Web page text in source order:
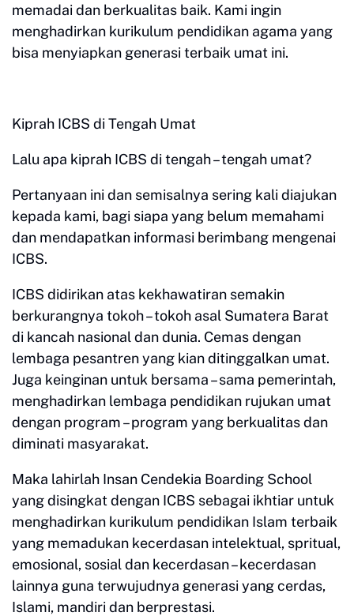
memadai dan berkualitas baik. Kami ingin
menghadirkan kurikulum pendidikan agama yang
bisa menyiapkan generasi terbaik umat ini.
Kiprah ICBS di Tengah Umat
Lalu apa kiprah ICBS di tengah – tengah umat?
Pertanyaan ini dan semisalnya sering kali diajukan
kepada kami, bagi siapa yang belum memahami
dan mendapatkan informasi berimbang mengenai
ICBS.
ICBS didirikan atas kekhawatiran semakin
berkurangnya tokoh – tokoh asal Sumatera Barat
di kancah nasional dan dunia. Cemas dengan
lembaga pesantren yang kian ditinggalkan umat.
Juga keinginan untuk bersama – sama pemerintah,
menghadirkan lembaga pendidikan rujukan umat
dengan program – program yang berkualitas dan
diminati masyarakat.
Maka lahirlah Insan Cendekia Boarding School
yang disingkat dengan ICBS sebagai ikhtiar untuk
menghadirkan kurikulum pendidikan Islam terbaik
yang memadukan kecerdasan intelektual, spritual,
emosional, sosial dan kecerdasan – kecerdasan
lainnya guna terwujudnya generasi yang cerdas,
Islami, mandiri dan berprestasi.